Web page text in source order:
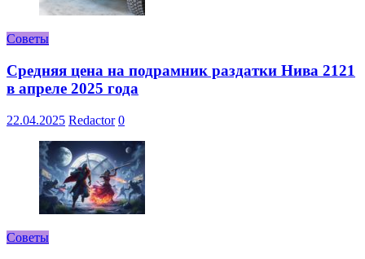
Советы
Средняя цена на подрамник раздатки Нива 2121
в апреле 2025 года
22.04.2025 Redactor 0
Советы